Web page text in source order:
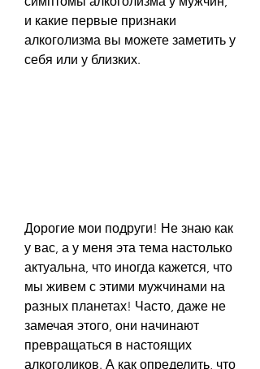
и какие первые признаки
алкоголизма вы можете заметить у
себя или у близких.
Дорогие мои подруги! Не знаю как
у вас, а у меня эта тема настолько
актуальна, что иногда кажется, что
мы живем с этими мужчинами на
разных планетах! Часто, даже не
замечая этого, они начинают
превращаться в настоящих
алкоголиков. А как определить, что